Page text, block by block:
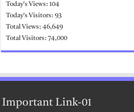
Today's Views:104
Today's Visitors:93
Total Views:46,649
Total Visitors:74,000
Important Link-01